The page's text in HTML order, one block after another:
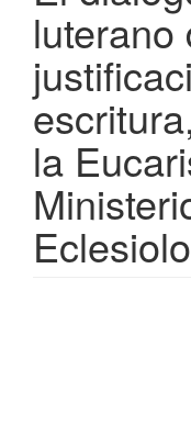
luterano
la